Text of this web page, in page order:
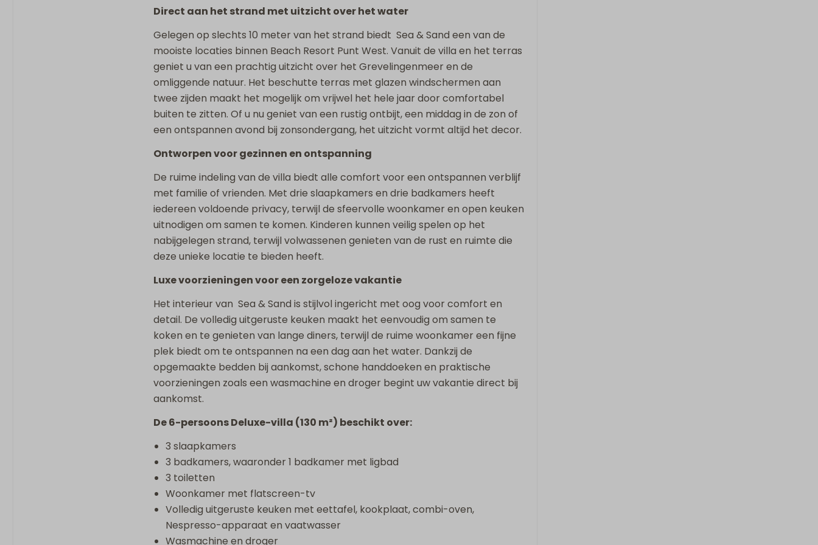
Sanitair
3 Badkamers
Badkamer ensuite
Badkamer op begane grond
Ligbad
Regendouche
Inloopdouche
Föhn
Dubbele wastafel
Slaapkamer(s)
Tweepersoonsbed: 3
Slaapkamer(s) op begane grond
Boxspring
Ligging accommodatie
Panoramisch uitzicht
Rustig gelegen
Vrijstaande accommodatie op
vakantiepark
Direct aan het strand met uitzicht over het water
Gelegen op slechts 10 meter van het strand biedt Sea & Sand een van de
mooiste locaties binnen Beach Resort Punt West. Vanuit de villa en het terras
geniet u van een prachtig uitzicht over het Grevelingenmeer en de
omliggende natuur. Het beschutte terras met glazen windschermen aan
twee zijden maakt het mogelijk om vrijwel het hele jaar door comfortabel
buiten te zitten. Of u nu geniet van een rustig ontbijt, een middag in de zon of
een ontspannen avond bij zonsondergang, het uitzicht vormt altijd het decor.
Ontworpen voor gezinnen en ontspanning
De ruime indeling van de villa biedt alle comfort voor een ontspannen verblijf
met familie of vrienden. Met drie slaapkamers en drie badkamers heeft
iedereen voldoende privacy, terwijl de sfeervolle woonkamer en open keuken
uitnodigen om samen te komen. Kinderen kunnen veilig spelen op het
nabijgelegen strand, terwijl volwassenen genieten van de rust en ruimte die
deze unieke locatie te bieden heeft.
Luxe voorzieningen voor een zorgeloze vakantie
Het interieur van Sea & Sand is stijlvol ingericht met oog voor comfort en
detail. De volledig uitgeruste keuken maakt het eenvoudig om samen te
koken en te genieten van lange diners, terwijl de ruime woonkamer een fijne
plek biedt om te ontspannen na een dag aan het water. Dankzij de
opgemaakte bedden bij aankomst, schone handdoeken en praktische
voorzieningen zoals een wasmachine en droger begint uw vakantie direct bij
aankomst.
De 6-persoons Deluxe-villa (130 m²) beschikt over:
3 slaapkamers
3 badkamers, waaronder 1 badkamer met ligbad
3 toiletten
Woonkamer met flatscreen-tv
Volledig uitgeruste keuken met eettafel, kookplaat, combi-oven,
Nespresso-apparaat en vaatwasser
Wasmachine en droger